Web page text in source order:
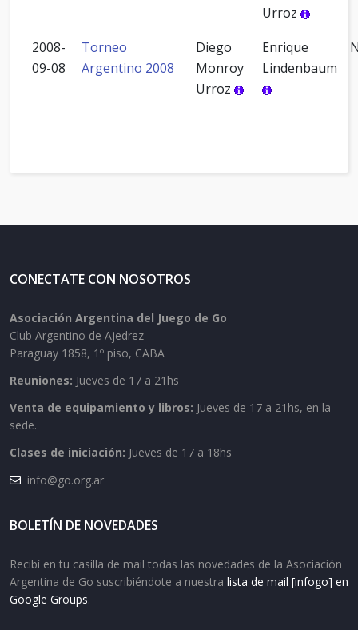
Urroz
2008-
09-08
Torneo
Argentino 2008
Diego
Monroy
Urroz
Enrique
Lindenbaum
CONECTATE CON NOSOTROS
Asociación Argentina del Juego de Go
Club Argentino de Ajedrez
Paraguay 1858, 1º piso, CABA
Reuniones: Jueves de 17 a 21hs
Venta de equipamiento y libros: Jueves de 17 a 21hs, en la
sede.
Clases de iniciación: Jueves de 17 a 18hs
info@go.org.ar
BOLETÍN DE NOVEDADES
Recibí en tu casilla de mail todas las novedades de la Asociación
Argentina de Go suscribiéndote a nuestra lista de mail [infogo] en
Google Groups.